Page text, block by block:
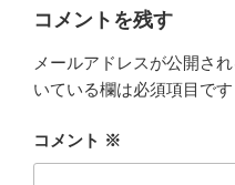
k
コメントを残す
メールアドレスが公開さ
いている欄は必須項目です
コメント ※